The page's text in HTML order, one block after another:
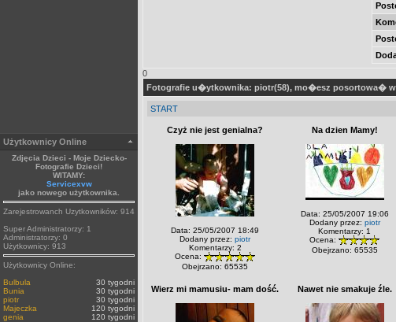
Użytkownicy Online
Zdjęcia Dzieci - Moje Dziecko-
Fotografie Dzieci!
WITAMY:
Servicexvw
jako nowego użytkownika.
Zarejestrowanch Uzytkowników: 914
Super Administratorzy: 1
Administratorzy: 0
Użytkownicy: 913
Użytkownicy Online:
Bulbula
30 tygodni
Bunia
30 tygodni
piotr
30 tygodni
Majeczka
120 tygodni
genia
120 tygodni
0
Fotografie u�ytkownika: piotr(58), mo�esz posortowa�
START
Czyż nie jest genialna?
Data: 25/05/2007 18:49
Dodany przez: piotr
Komentarzy: 2
Ocena:
Obejrzano: 65535
Na dzien Mamy!
Data: 25/05/2007 19:06
Dodany przez: piotr
Komentarzy: 1
Ocena:
Obejrzano: 65535
Wierz mi mamusiu- mam dość. Nawet nie smakuje źle.